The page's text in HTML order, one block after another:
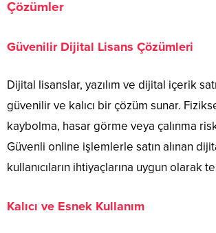
Çözümler
Güvenilir Dijital Lisans Çözümleri
Dijital lisanslar, yazılım ve dijital içerik
güvenilir ve kalıcı bir çözüm sunar.
kaybolma, hasar görme veya çalınma
Güvenli online işlemlerle satın alınan
kullanıcıların ihtiyaçlarına uygun olarak
Kalıcı ve Esnek Kullanım